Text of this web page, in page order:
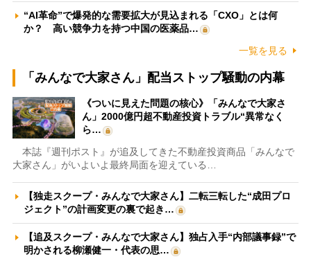
“AI革命”で爆発的な需要拡大が見込まれる「CXO」とは何
か？ 高い競争力を持つ中国の医薬品…
一覧を見る
「みんなで大家さん」配当ストップ騒動の内幕
《ついに見えた問題の核心》「みんなで大家さ
ん」2000億円超不動産投資トラブル“異常なく
ら…
本誌『週刊ポスト』が追及してきた不動産投資商品「みんなで
大家さん」がいよいよ最終局面を迎えている…
【独走スクープ・みんなで大家さん】二転三転した“成田プロ
ジェクト”の計画変更の裏で起き…
【追及スクープ・みんなで大家さん】独占入手“内部議事録”で
明かされる柳瀬健一・代表の思…